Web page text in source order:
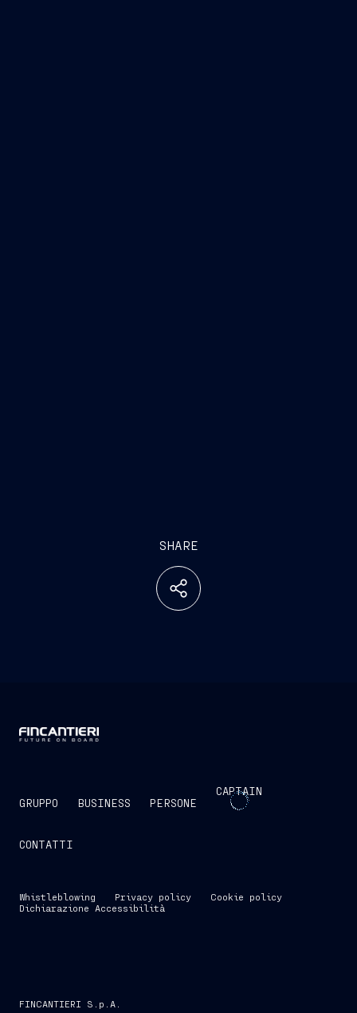
SHARE
GRUPPO BUSINESS PERSONE
CAPTAIN
CONTATTI
Whistleblowing Privacy policy
Cookie policy
Dichiarazione Accessibilità
FINCANTIERI S.p.A.